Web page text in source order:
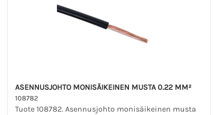
ASENNUSJOHTO MONISÄIKEINEN MUSTA 0.22 MM²
108782
Tuote 108782. Asennusjohto monisäikeinen musta